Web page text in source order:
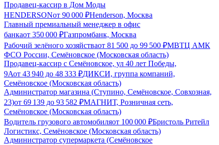
Продавец-кассир в Дом Моды
HENDERSONот 90 000 ₽Henderson, Москва
Главный премиальный менеджер в офис
банкаот 350 000 ₽Газпромбанк, Москва
Рабочий зелёного хозяйстваот 81 500 до 99 500 ₽МВТЦ АМК
ФСО России, Семёновское (Московская область)
Продавец-кассир с Семёновское, ул 40 лет Победы,
9Аот 43 940 до 48 333 ₽ДИКСИ, группа компаний,
Семёновское (Московская область)
Администратор магазина (Ступино, Семёновское, Совхозная,
23)от 69 139 до 93 582 ₽МАГНИТ, Розничная сеть,
Семёновское (Московская область)
Водитель грузового автомобиляот 100 000 ₽Бристоль Ритейл
Логистикс, Семёновское (Московская область)
Администратор супермаркета (Семёновское